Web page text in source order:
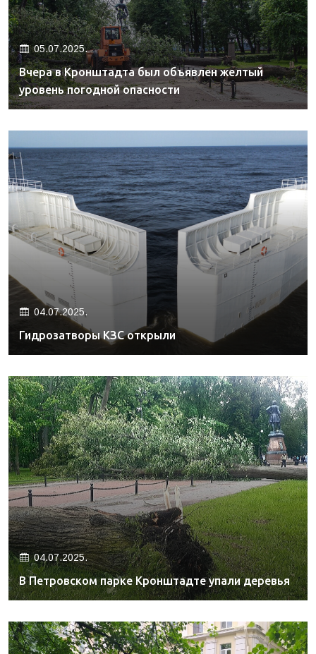
05.07.2025.
Вчера в Кронштадта был объявлен желтый
уровень погодной опасности
04.07.2025.
Гидрозатворы КЗС открыли
04.07.2025.
В Петровском парке Кронштадте упали деревья